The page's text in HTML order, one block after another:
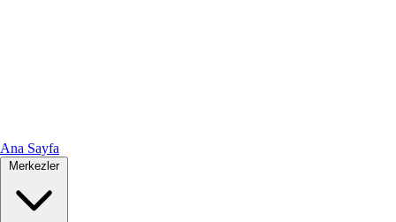
Ana Sayfa
Merkezler